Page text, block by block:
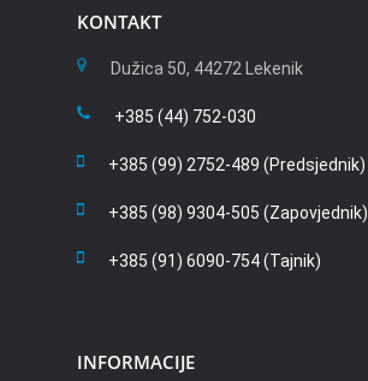
KONTAKT
Dužica 50, 44272 Lekenik
+385 (44) 752-030
+385 (99) 2752-489 (Predsjednik)
+385 (98) 9304-505 (Zapovjednik)
+385 (91) 6090-754 (Tajnik)
INFORMACIJE